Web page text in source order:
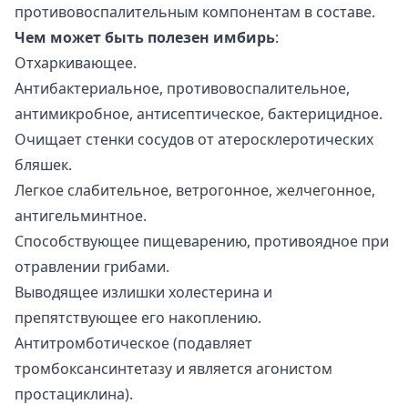
противовоспалительным компонентам в составе.
Чем может быть полезен имбирь:
Отхаркивающее.
Антибактериальное, противовоспалительное,
антимикробное, антисептическое, бактерицидное.
Очищает стенки сосудов от атеросклеротических
бляшек.
Легкое слабительное, ветрогонное, желчегонное,
антигельминтное.
Способствующее пищеварению, противоядное при
отравлении грибами.
Выводящее излишки холестерина и
препятствующее его накоплению.
Антитромботическое (подавляет
тромбоксансинтетазу и является агонистом
простациклина).